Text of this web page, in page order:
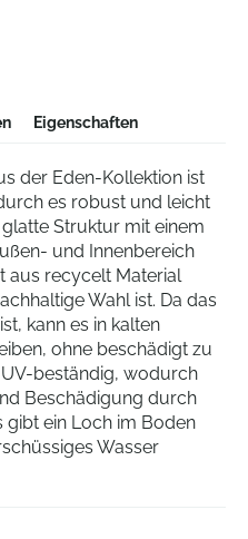
Eigenschaften
der Eden-Kollektion ist
es robust und leicht
Struktur mit einem
und Innenbereich
aus recycelt Material
Wahl ist. Da das
kann es in kalten
ohne beschädigt zu
beständig, wodurch
Beschädigung durch
gibt ein Loch im Boden
Wasser